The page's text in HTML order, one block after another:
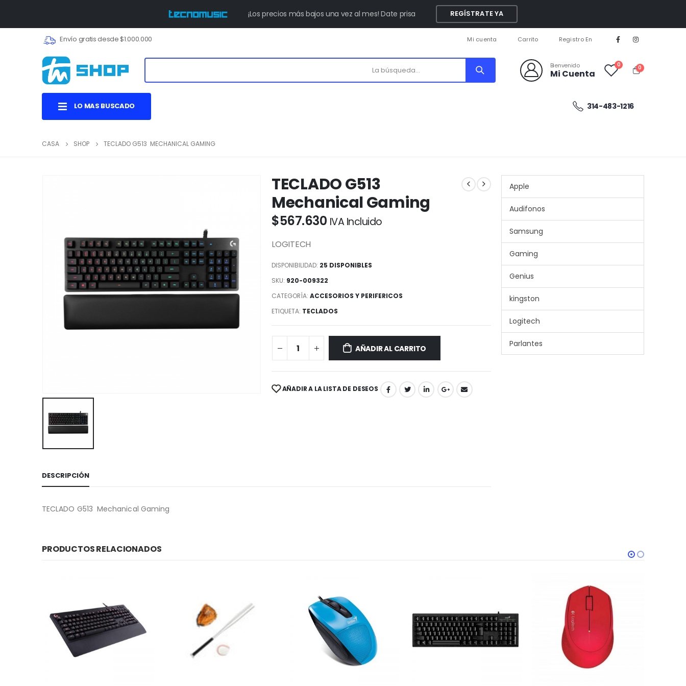
¡Los precios más bajos una vez al mes! Date prisa REGÍSTRATE YA
Envío gratis desde $1.000.000 Mi cuenta Carrito Registro En
Bienvenido
Mi Cuenta
0 0
LO MAS BUSCADO 314-483-1216
CASA SHOP TECLADO G513 MECHANICAL GAMING
TECLADO G513
Mechanical Gaming
$567.630 IVA Incluido
LOGITECH
DISPONIBILIDAD: 25 DISPONIBLES
SKU: 920-009322
CATEGORÍA: ACCESORIOS Y PERIFERICOS
ETIQUETA: TECLADOS
AÑADIR AL CARRITO
AÑADIR A LA LISTA DE DESEOS
DESCRIPCIÓN
TECLADO G513 Mechanical Gaming
Apple
Audifonos
Samsung
Gaming
Genius
kingston
Logitech
Parlantes
PRODUCTOS RELACIONADOS